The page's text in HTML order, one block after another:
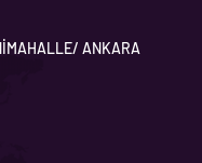
ANKARA